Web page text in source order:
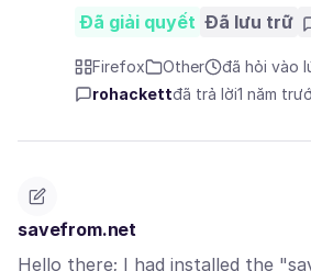
Đã giải quyết Đã lưu trữ
Firefox Other
đã hỏi vào
rohackettđã trả lời1 năm
savefrom.net
Hello there; I had installed the